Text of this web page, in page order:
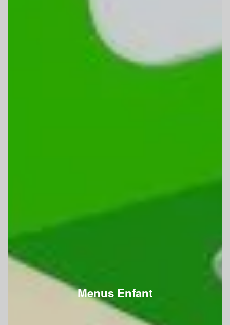
Menus Enfant